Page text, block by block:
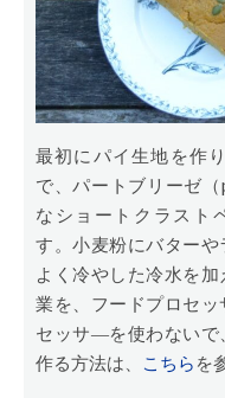
最初にパイ生地を作
で、パートブリーゼ
なショートクラスト
す。小麦粉にバターや
よく冷やした冷水を
業を、フードプロセ
セッサ―を使わないで
作る方法は、
こちら を